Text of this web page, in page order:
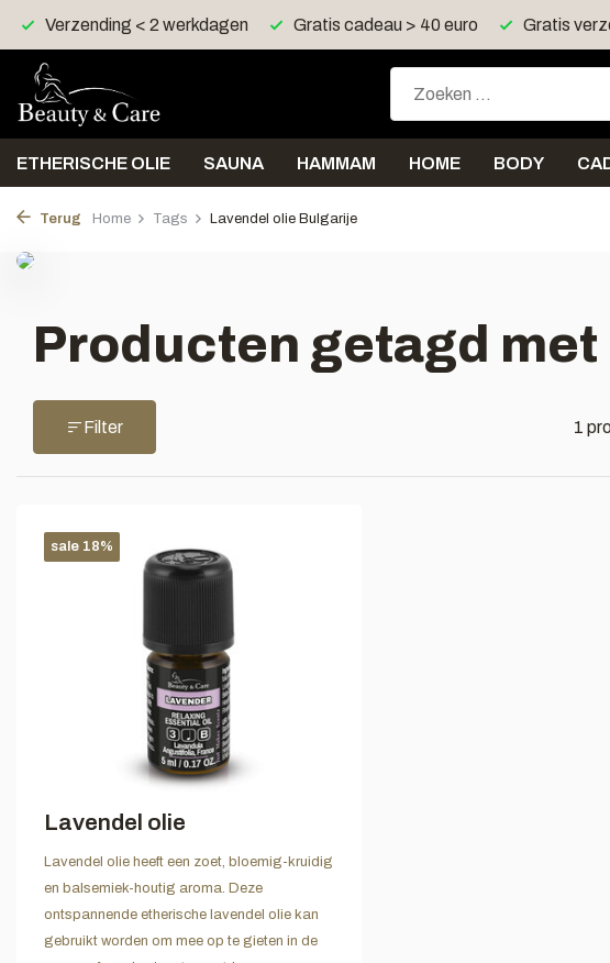
Verzending < 2 werkdagen Gratis cadeau > 40 euro Gratis
ETHERISCHE OLIE SAUNA HAMMAM HOME BODY
Terug Home Tags Lavendel olie Bulgarije
Producten getagd
Filter 1
sale 18%
Lavendel olie
Lavendel olie heeft een zoet, bloemig-kruidig
en balsemiek-houtig aroma. Deze
ontspannende etherische lavendel olie kan
gebruikt worden om mee op te gieten in de